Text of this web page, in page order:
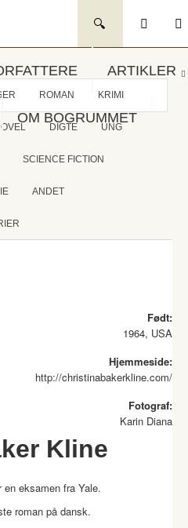
ARTIKLER
OM BOGRUMMET
ROMAN KRIMI
DIGTE UNG
SCIENCE FICTION
ANDET
Født:
1964, USA
Hjemmeside:
http://christinabakerkline.com/
Fotograf:
Karin Diana
Kline
eksamen fra Yale.
roman på dansk.